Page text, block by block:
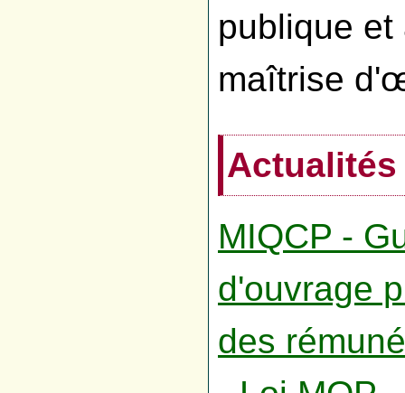
publique
maîtrise
Actualités
MIQCP -
d'ouvrage
des